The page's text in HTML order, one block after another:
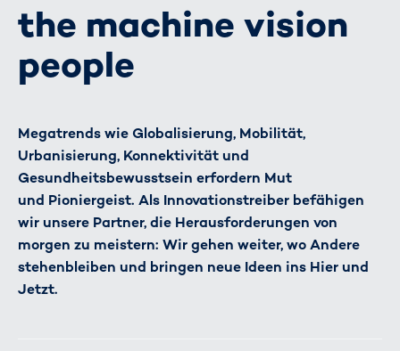
the machine vision
people
Megatrends wie Globalisierung, Mobilität,
Urbanisierung, Konnektivität und
Gesundheitsbewusstsein erfordern Mut
und Pioniergeist. Als Innovationstreiber befähigen
wir unsere Partner, die Herausforderungen von
morgen zu meistern: Wir gehen weiter, wo Andere
stehenbleiben und bringen neue Ideen ins Hier und
Jetzt.